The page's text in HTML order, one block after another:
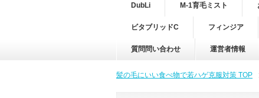
DubLi M-1育毛ミスト
ビタブリッドC フィンジア
質問問い合わせ 運営者情報
髪の毛にいい食べ物で若ハゲ克服対策 TOP